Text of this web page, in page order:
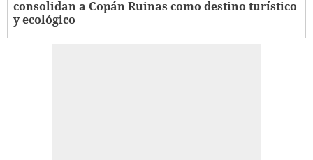
consolidan a Copán Ruinas como destino turístico
y ecológico